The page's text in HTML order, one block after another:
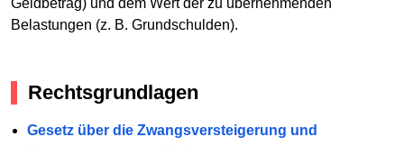
Geldbetrag) und dem Wert der zu übernehmenden
Belastungen (z. B. Grundschulden).
Rechtsgrundlagen
Gesetz über die Zwangsversteigerung und